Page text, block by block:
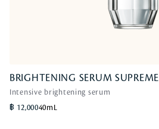
BRIGHTENING SERUM SUPREME
Intensive brightening serum
฿ 12,00040mL
BRIGHTENING SERUM SUPREME
Intensive brightening serum